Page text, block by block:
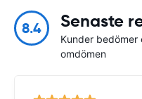
8.4 Senaste
Kunder
omdömen